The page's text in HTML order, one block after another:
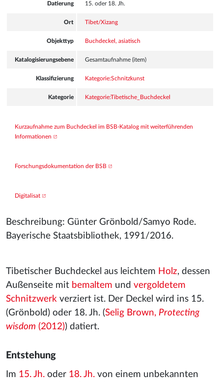
Datierung 15. oder 18. Jh.
Ort Tibet/Xizang
Objekttyp Buchdeckel, asiatisch
Katalogisierungsebene Gesamtaufnahme (item)
Klassifizierung Kategorie:Schnitzkunst
Kategorie Kategorie:Tibetische_Buchdeckel
Kurzaufnahme zum Buchdeckel im BSB-Katalog mit weiterführenden
Informationen
Forschungsdokumentation der BSB
Digitalisat
Beschreibung: Günter Grönbold/Samyo Rode.
Bayerische Staatsbibliothek, 1991/2016.
Tibetischer Buchdeckel aus leichtem Holz, dessen
Außenseite mit bemaltem und vergoldetem
Schnitzwerk verziert ist. Der Deckel wird ins 15.
(Grönbold) oder 18. Jh. (Selig Brown, Protecting
wisdom (2012)) datiert.
Entstehung
Im 15. Jh. oder 18. Jh. von einem unbekannten